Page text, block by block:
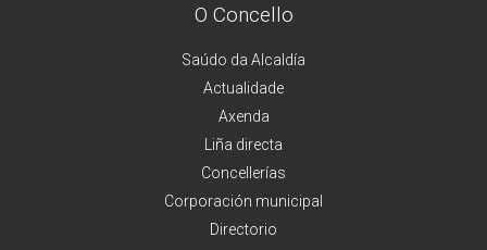
O Concello
Saúdo da Alcaldía
Actualidade
Axenda
Liña directa
Concellerías
Corporación municipal
Directorio